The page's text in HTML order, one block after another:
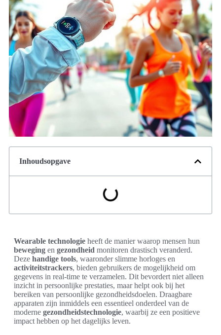
Inhoudsopgave
Wearable technologie heeft de manier waarop mensen hun
beweging en gezondheid monitoren drastisch veranderd.
Deze handige tools, waaronder slimme horloges en
activiteitstrackers, bieden gebruikers de mogelijkheid om
gegevens in real-time te verzamelen. Dit bevordert niet alleen
inzicht in persoonlijke prestaties, maar helpt ook bij het
bereiken van persoonlijke gezondheidsdoelen. Draagbare
apparaten zijn inmiddels een essentieel onderdeel van de
moderne gezondheidstechnologie, waarbij ze een positieve
impact hebben op het dagelijks leven.